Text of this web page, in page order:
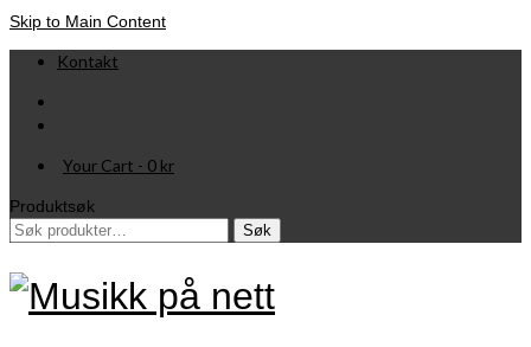
Skip to Main Content
Kontakt
Your Cart - 0 kr
Produktsøk
Søk
Søk